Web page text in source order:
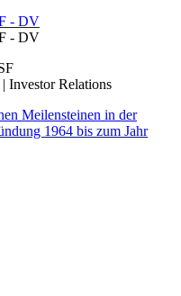
- DV
- DV
Investor Relations